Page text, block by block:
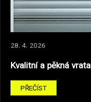
28. 4. 2026
Kvalitní a pěkná vrata
PŘEČÍST